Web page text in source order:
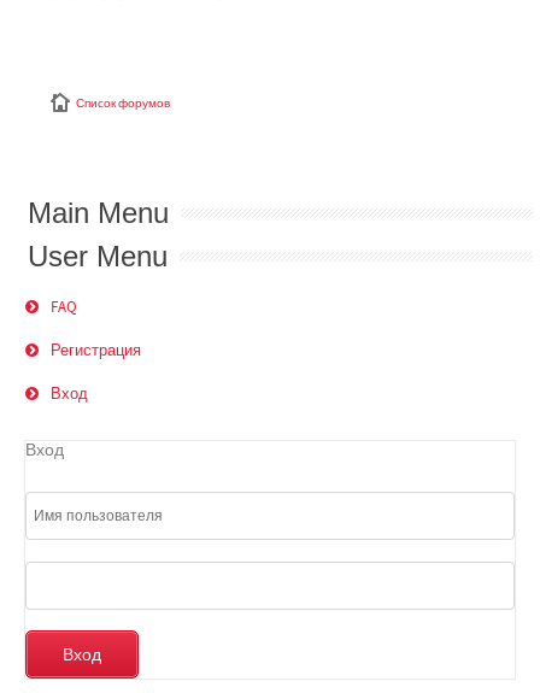
Список форумов
Main Menu
User Menu
FAQ
Регистрация
Вход
Вход